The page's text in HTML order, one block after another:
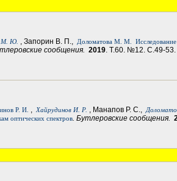
М. Ю. , Запорин В. П., Доломатова М. М.
сообщения. 2019. Т.60. №12. С.49-53.
Р. И. , Хайрудинов И. Р. , Манапов Р. С.,
оптических спектров. Бутлеровские сообщения.